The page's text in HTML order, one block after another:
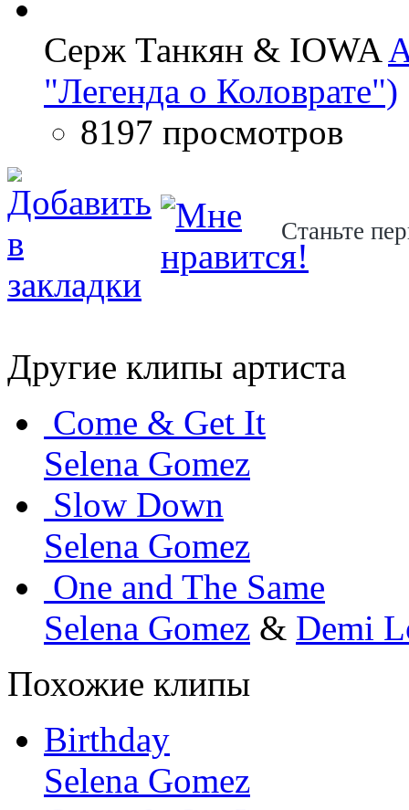
Серж Танкян & IOWA
"Легенда о Коловрате")
8197 просмотров
Станьте
Другие клипы артиста
Come & Get It
Selena Gomez
Slow Down
Selena Gomez
One and The Same
Selena Gomez & Demi
Похожие клипы
Birthday
Selena Gomez